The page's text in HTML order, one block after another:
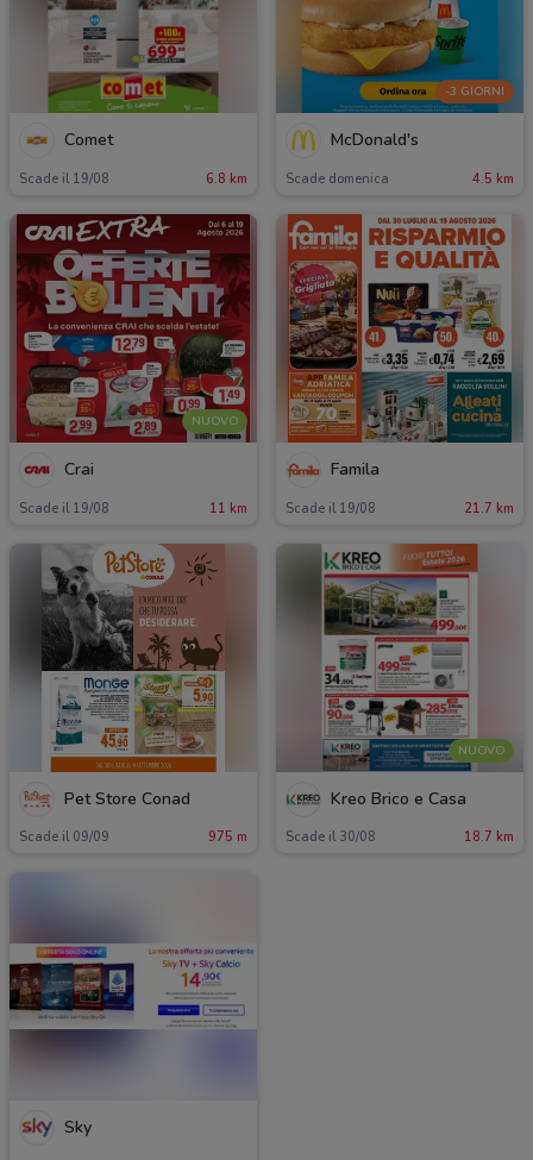
Comet
Scade il 19/08 6.8 km
-3 GIORNI
McDonald's
Scade domenica 4.5 km
NUOVO
Crai
Scade il 19/08 11 km
Famila
Scade il 19/08 21.7 km
Pet Store Conad
Scade il 09/09 975 m
NUOVO
Kreo Brico e Casa
Scade il 30/08 18.7 km
Sky